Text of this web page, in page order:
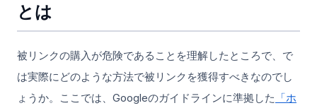
とは
被リンクの購入が危険であることを理解したところで、で
は実際にどのような方法で被リンクを獲得すべきなのでし
ょうか。ここでは、Googleのガイドラインに準拠した 「ホ